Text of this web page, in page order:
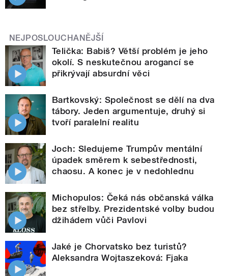
NEJPOSLOUCHANĚJŠÍ
Telička: Babiš? Větší problém je jeho
okolí. S neskutečnou arogancí se
přikrývají absurdní věci
Bartkovský: Společnost se dělí na dva
tábory. Jeden argumentuje, druhý si
tvoří paralelní realitu
Joch: Sledujeme Trumpův mentální
úpadek směrem k sebestřednosti,
chaosu. A konec je v nedohlednu
Michopulos: Čeká nás občanská válka
bez střelby. Prezidentské volby budou
džihádem vůči Pavlovi
Jaké je Chorvatsko bez turistů?
Aleksandra Wojtaszeková: Fjaka